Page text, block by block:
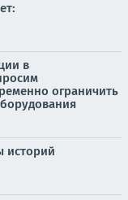
в
ограничить
историй